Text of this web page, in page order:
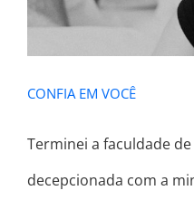
CONFIA EM VOCÊ
Terminei a faculdade
decepcionada com a